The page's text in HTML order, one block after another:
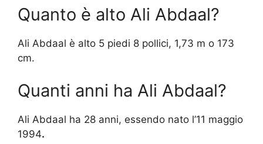
Quanto è alto Ali Abdaal?
Ali Abdaal è alto 5 piedi 8 pollici, 1,73 m o 173
cm.
Quanti anni ha Ali Abdaal?
Ali Abdaal ha 28 anni, essendo nato l’11 maggio
1994.